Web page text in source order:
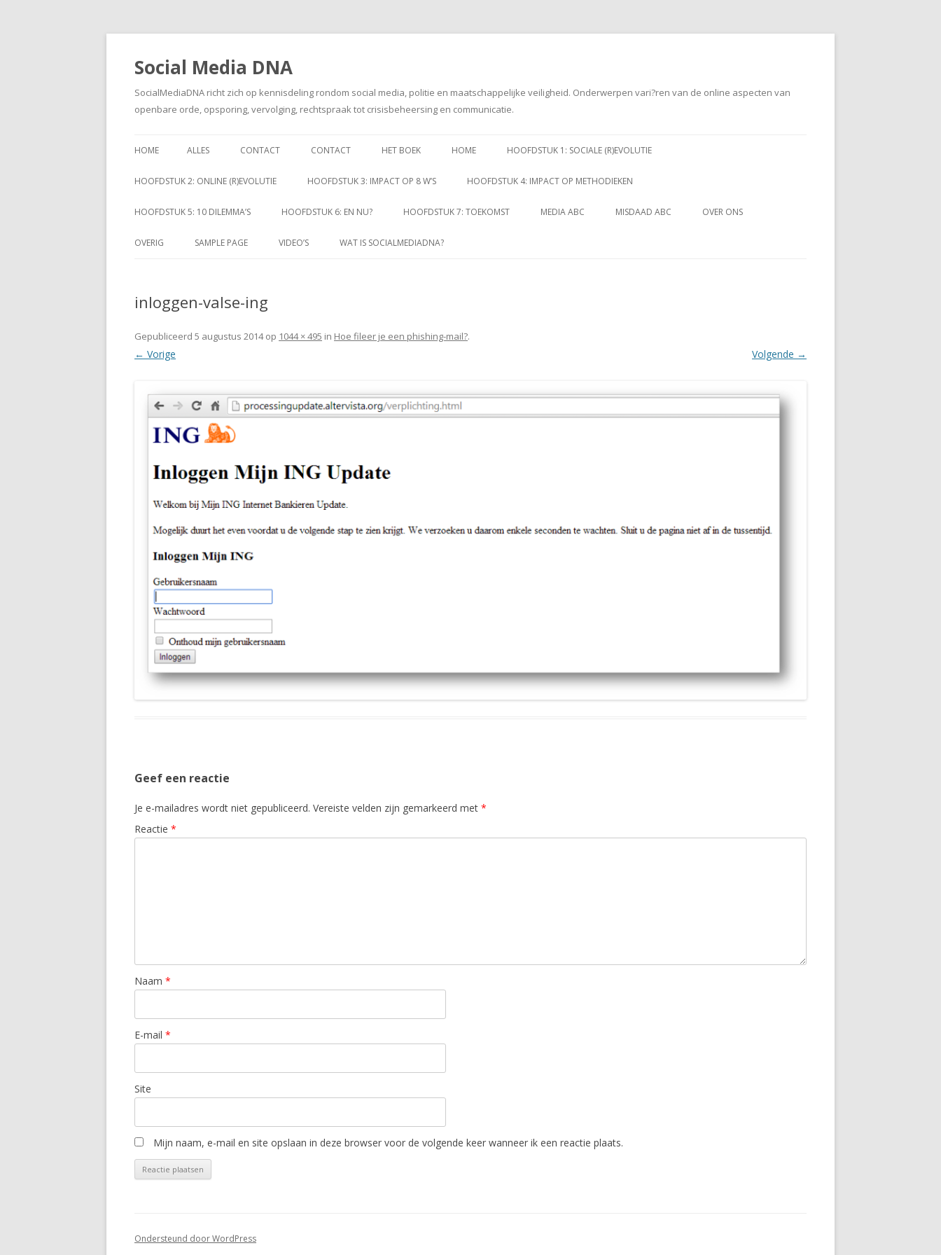
Social Media DNA
SocialMediaDNA richt zich op kennisdeling rondom social media, politie en maatschappelijke veiligheid. Onderwerpen vari?ren van de online aspecten van
openbare orde, opsporing, vervolging, rechtspraak tot crisisbeheersing en communicatie.
naar
HOME ALLES CONTACT CONTACT HET BOEK HOME HOOFDSTUK 1: SOCIALE (R)EVOLUTIE
HOOFDSTUK 2: ONLINE (R)EVOLUTIE HOOFDSTUK 3: IMPACT OP 8 W’S HOOFDSTUK 4: IMPACT OP METHODIEKEN
HOOFDSTUK 5: 10 DILEMMA’S HOOFDSTUK 6: EN NU? HOOFDSTUK 7: TOEKOMST MEDIA ABC MISDAAD ABC OVER ONS
OVERIG SAMPLE PAGE VIDEO’S WAT IS SOCIALMEDIADNA?
inloggen-valse-ing
Gepubliceerd 5 augustus 2014op 1044 × 495 in Hoe fileer je een phishing-mail?.
← Vorige Volgende →
Geef een reactie
Je e-mailadres wordt niet gepubliceerd. Vereiste velden zijn gemarkeerd met *
Reactie *
Naam *
E-mail *
Site
Mijn naam, e-mail en site opslaan in deze browser voor de volgende keer wanneer ik een reactie plaats.
Ondersteund door WordPress